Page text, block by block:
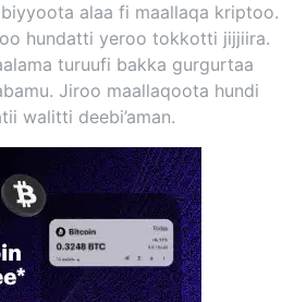
alaa fi maallaqa kriptoo.
hundatti yeroo tokkotti jijjiira.
turuufi bakka gurgurtaa
Jiroo maallaqoota hundi
walitti deebi’aman.